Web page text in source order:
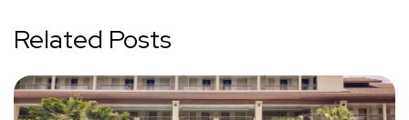
Related Posts